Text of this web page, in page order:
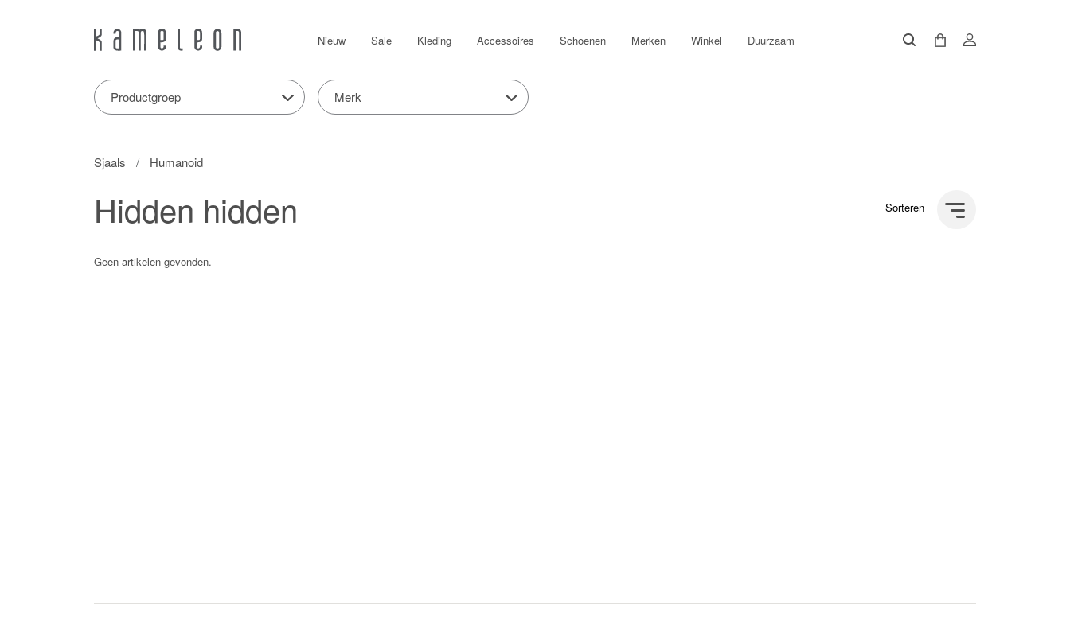
Nieuw Sale Kleding Accessoires Schoenen Merken Winkel Duurzaam
Productgroep Merk
Sjaals Humanoid
Hidden hidden Sorteren
Geen artikelen gevonden.